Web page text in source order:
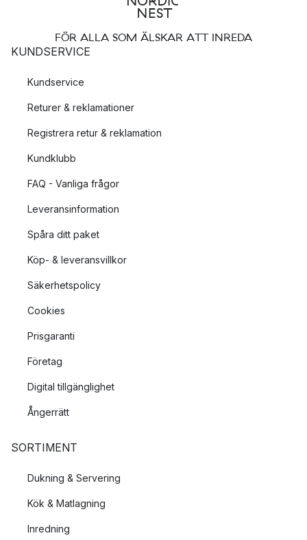
FÖR ALLA SOM ÄLSKAR ATT INREDA
KUNDSERVICE
Kundservice
Returer & reklamationer
Registrera retur & reklamation
Kundklubb
FAQ - Vanliga frågor
Leveransinformation
Spåra ditt paket
Köp- & leveransvillkor
Säkerhetspolicy
Cookies
Prisgaranti
Företag
Digital tillgänglighet
Ångerrätt
SORTIMENT
Dukning & Servering
Kök & Matlagning
Inredning